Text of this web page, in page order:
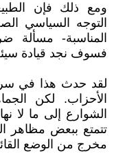
ومع ذلك فإن
التوجه السياسي
المناسبة- مسألة
فسوف نجد قيادة
لقد حدث هذا في
الأحزاب. لكن
الشوارع إلى ما لا
تتمتع ببعض مظاهر
مخرج من الوضع